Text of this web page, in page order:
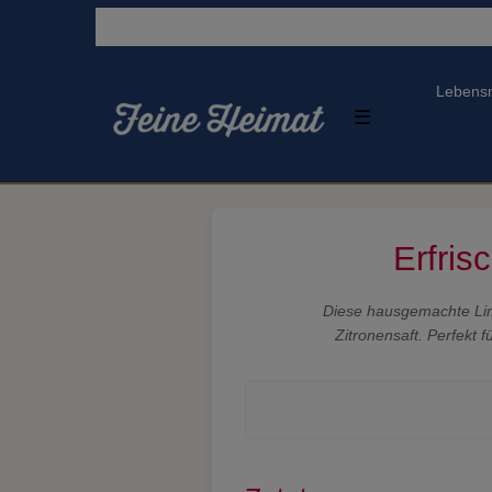
☰
Diese hausgemachte
Zitronensaft. Perfekt